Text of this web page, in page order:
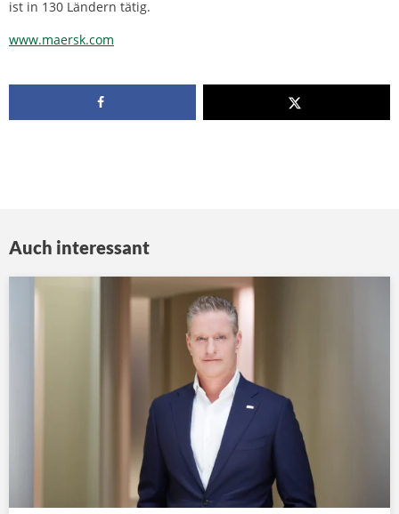
ist in 130 Ländern tätig.
www.maersk.com
Auch interessant